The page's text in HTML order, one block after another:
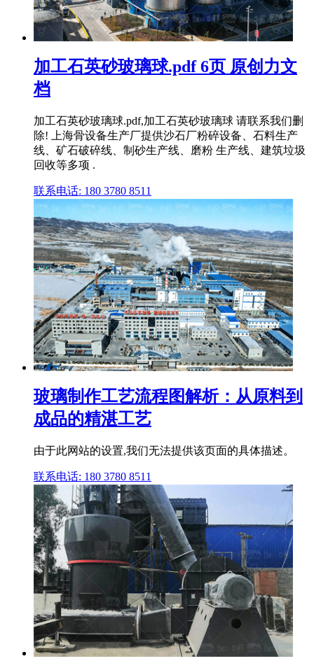
加工石英砂玻璃球.pdf 6页 原创力文
档
加工石英砂玻璃球.pdf,加工石英砂玻璃球 请联系我们删
除! 上海骨设备生产厂提供沙石厂粉碎设备、石料生产
线、矿石破碎线、制砂生产线、磨粉 生产线、建筑垃圾
回收等多项 .
联系电话: 180 3780 8511
玻璃制作工艺流程图解析：从原料到
成品的精湛工艺
由于此网站的设置,我们无法提供该页面的具体描述。
联系电话: 180 3780 8511